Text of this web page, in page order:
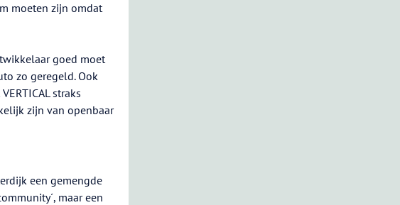
moeten zijn omdat
goed moet
zo geregeld. Ook
straks
zijn van openbaar
een gemengde
maar een